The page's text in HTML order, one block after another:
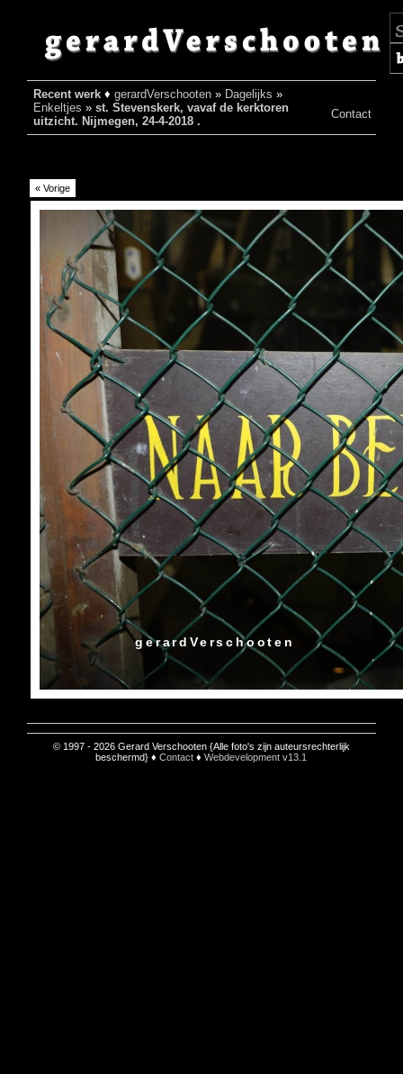
Recent werk♦ gerardVerschooten» Dagelijks »
Enkeltjes » st. Stevenskerk, vavaf de kerktoren
uitzicht. Nijmegen, 24-4-2018 .
Contact
« Vorige
gerardVerschooten
© 1997 - 2026 Gerard Verschooten {Alle foto's zijn auteursrechterlijk
beschermd} ♦Contact ♦Webdevelopment v13.1